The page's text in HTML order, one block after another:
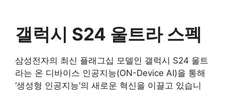
갤럭시 S24 울트라 스펙
삼성전자의 최신 플래그십 모델인 갤럭시 S24 울트
라는 온 디바이스 인공지능(ON-Device AI)을 통해
‘생성형 인공지능’의 새로운 혁신을 이끌고 있습니